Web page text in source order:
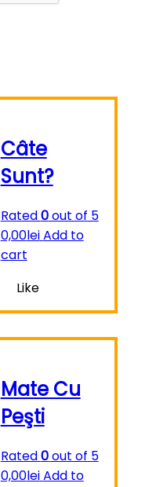
Câte
Sunt?
Rated0out of 5
0,00leiAdd to
cart
Like
Mate Cu
Peşti
Rated0out of 5
0,00leiAdd to